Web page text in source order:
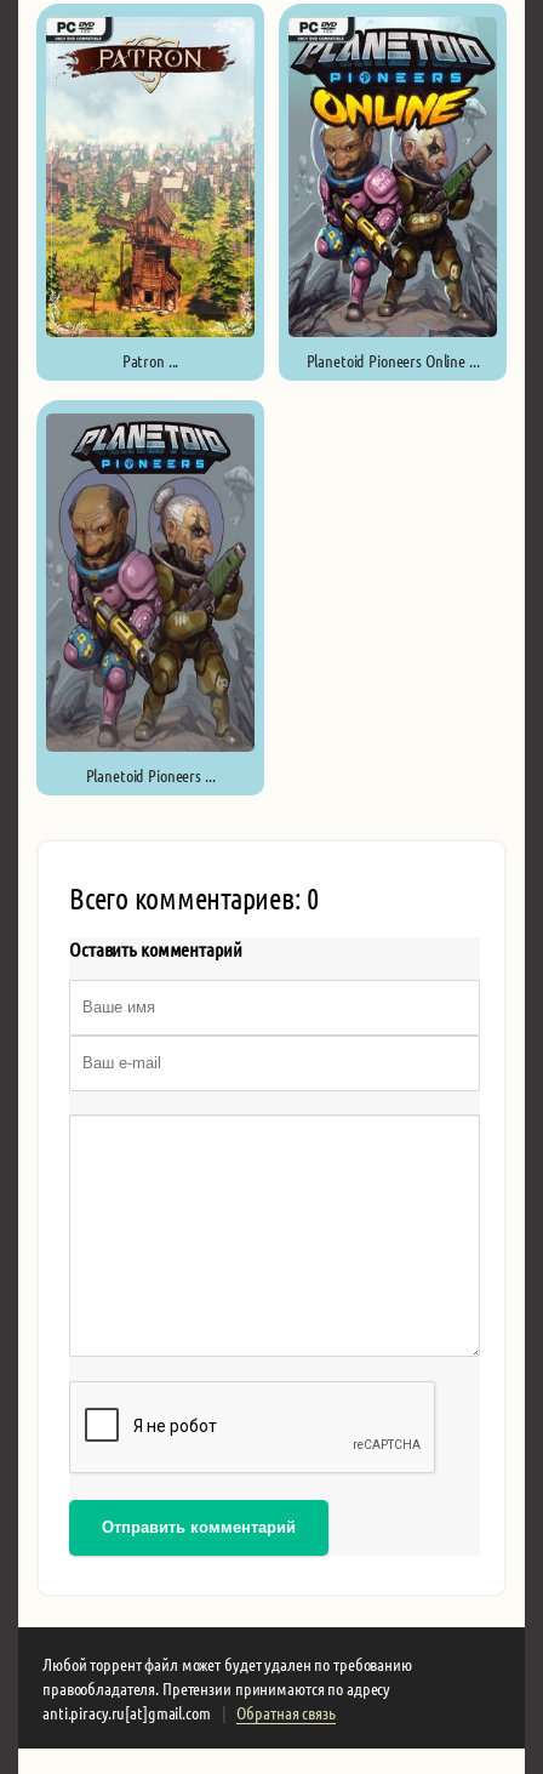
Patron ... Planetoid Pioneers Online ...
Planetoid Pioneers ...
Всего комментариев: 0
Оставить комментарий
Отправить комментарий
Любой торрент файл может будет удален по требованию
правообладателя. Претензии принимаются по адресу
anti.piracy.ru[at]gmail.com
| Обратная связь